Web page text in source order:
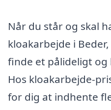
Når du står og skal
kloakarbejde i
finde et pålideligt
Hos kloakarbejde-
for dig at indhente